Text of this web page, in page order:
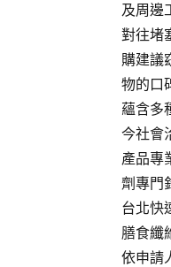
及周邊
對往堵
購建議
物的口
蘊含多
今社會
產品專
劑專門
台北快
膳食纖
依申請